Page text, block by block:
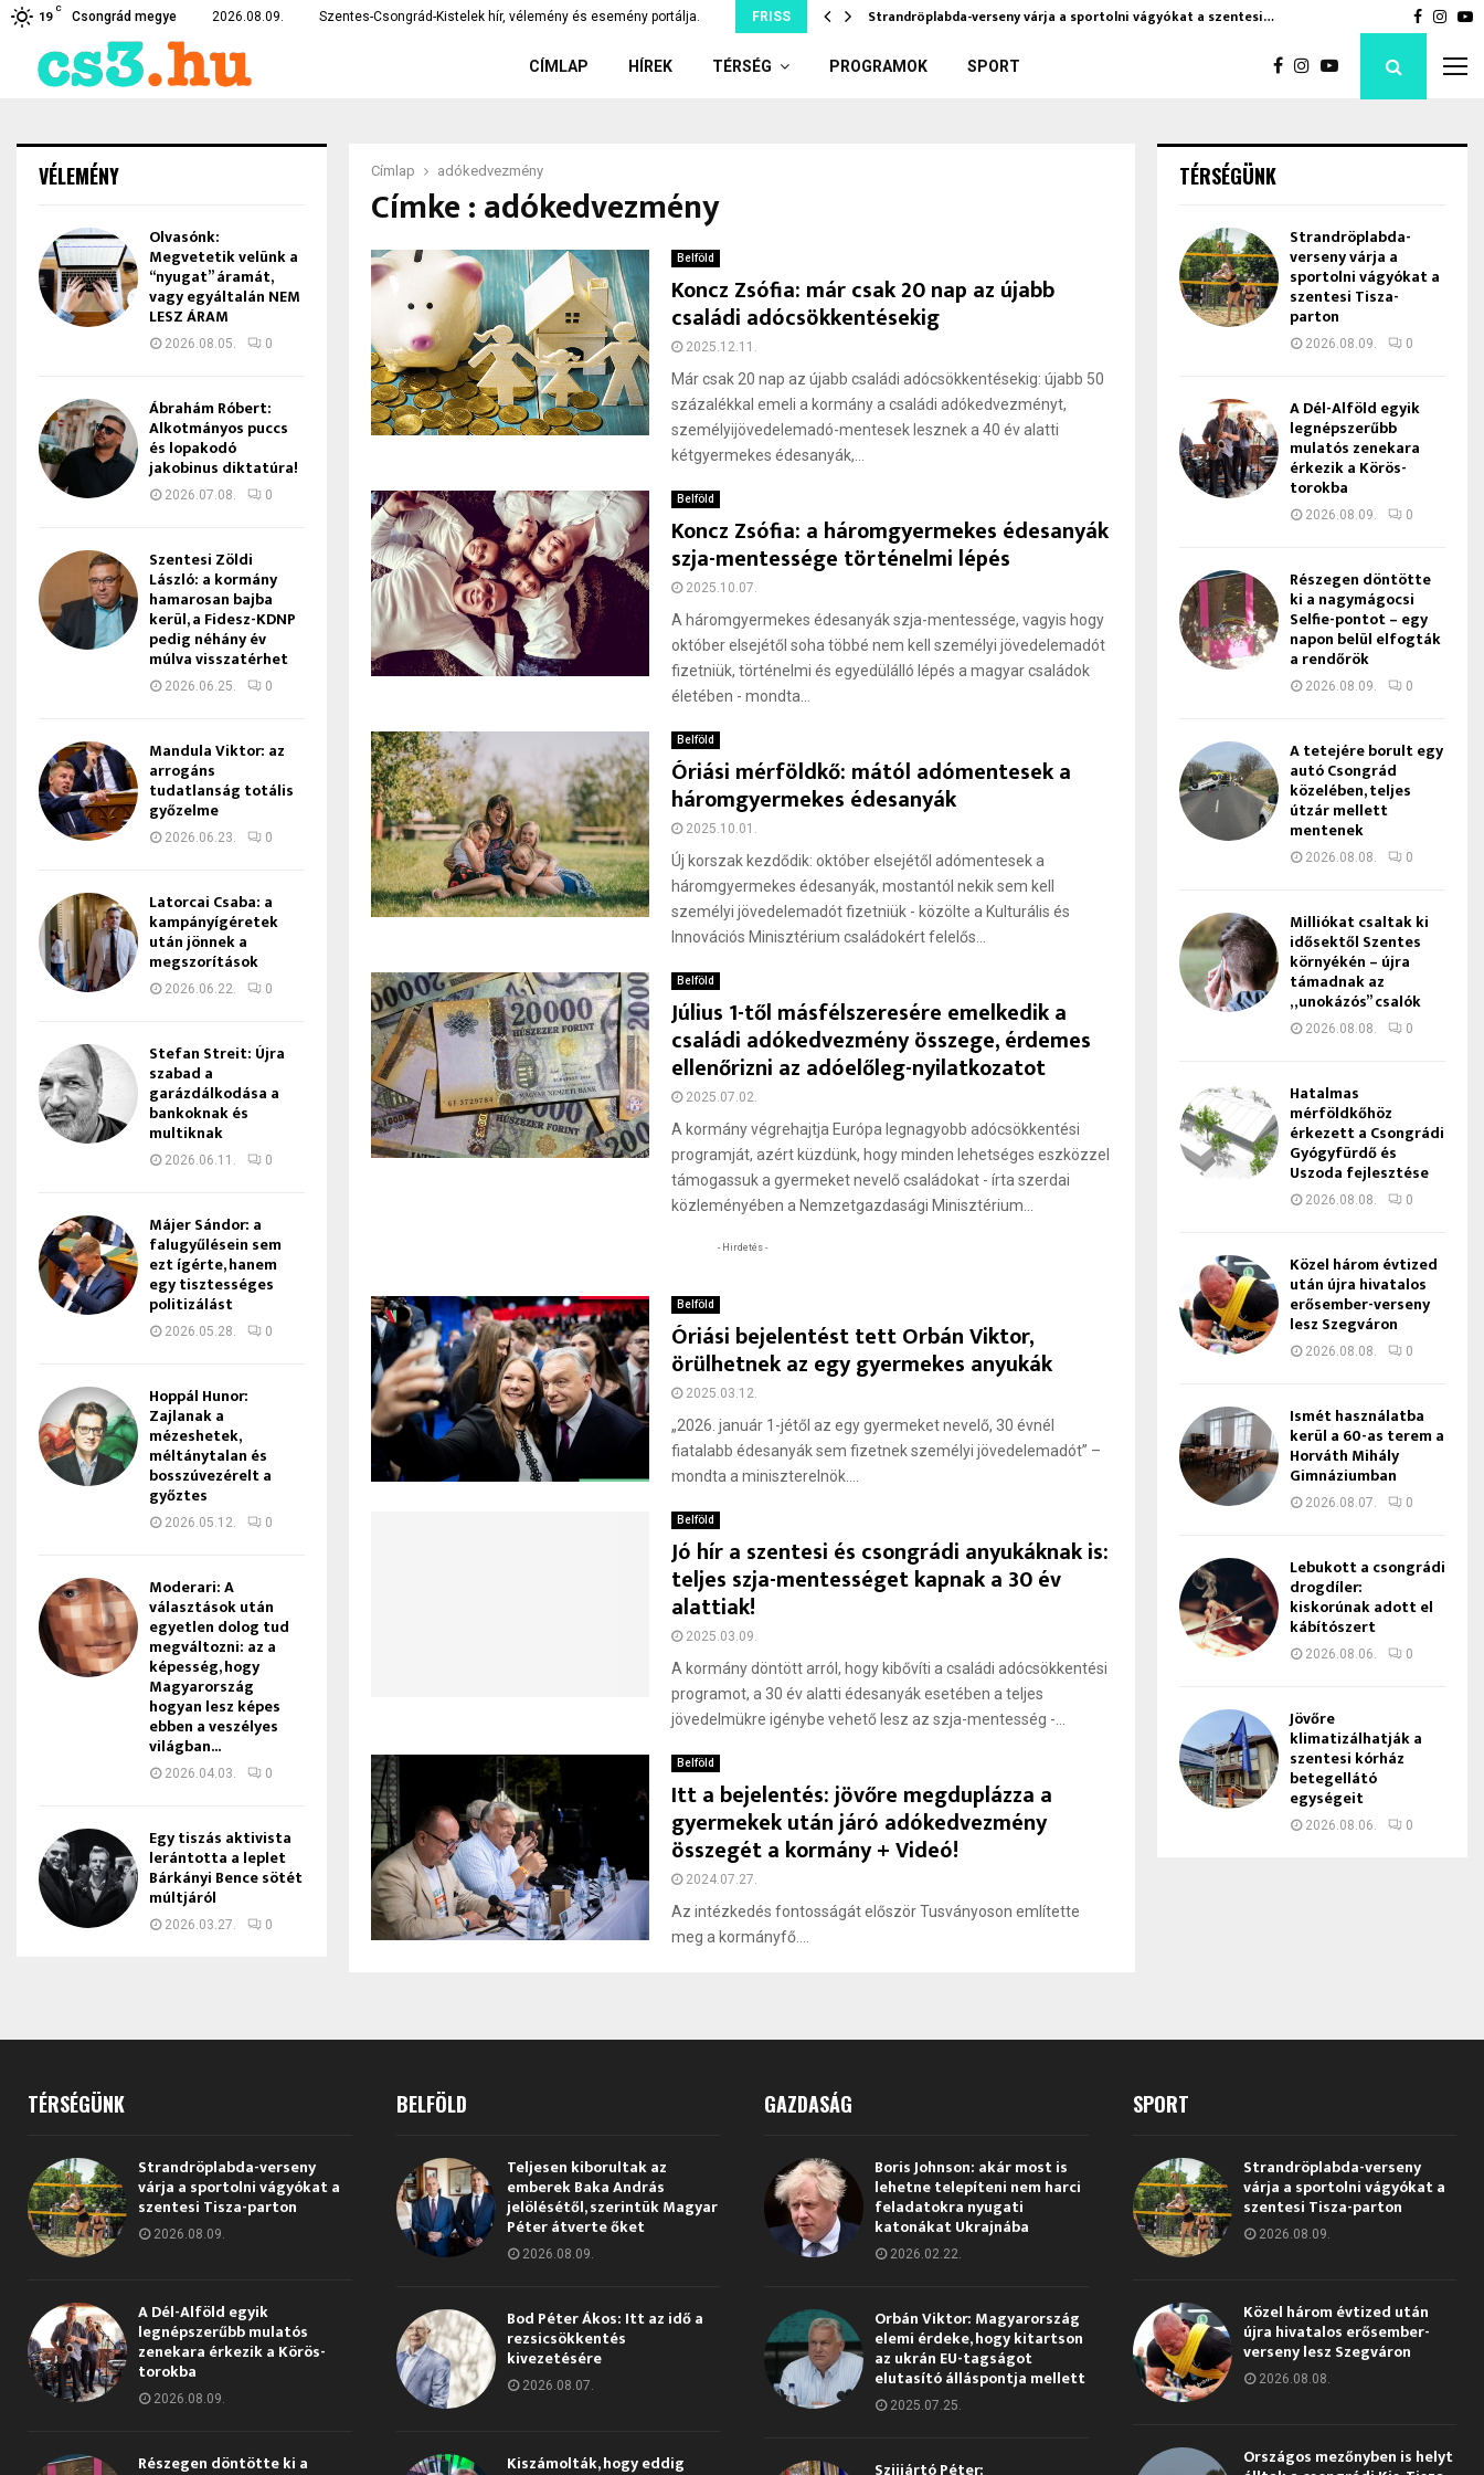
19
C
Csongrád megye 2026.08.09. Szentes-Csongrád-Kistelek hír, vélemény és esemény portálja. FRISS
ami… Teljesen kiborultak az emberek Baka András jelölésétől,… Strandröplabda-verseny várja a sportolni vágyókat a szentesi… A Dél-
CÍMLAP HÍREK TÉRSÉG PROGRAMOK SPORT
Címlap adókedvezmény
Címke : adókedvezmény
Belföld
Koncz Zsófia: már csak 20 nap az újabb
családi adócsökkentésekig
2025.12.11.
Már csak 20 nap az újabb családi adócsökkentésekig: újabb 50
százalékkal emeli a kormány a családi adókedvezményt,
személyijövedelemadó-mentesek lesznek a 40 év alatti
kétgyermekes édesanyák,...
Belföld
Koncz Zsófia: a háromgyermekes édesanyák
szja-mentessége történelmi lépés
2025.10.07.
A háromgyermekes édesanyák szja-mentessége, vagyis hogy
október elsejétől soha többé nem kell személyi jövedelemadót
fizetniük, történelmi és egyedülálló lépés a magyar családok
életében - mondta...
Belföld
Óriási mérföldkő: mától adómentesek a
háromgyermekes édesanyák
2025.10.01.
Új korszak kezdődik: október elsejétől adómentesek a
háromgyermekes édesanyák, mostantól nekik sem kell
személyi jövedelemadót fizetniük - közölte a Kulturális és
Innovációs Minisztérium családokért felelős...
Belföld
Július 1-től másfélszeresére emelkedik a
családi adókedvezmény összege, érdemes
ellenőrizni az adóelőleg-nyilatkozatot
2025.07.02.
A kormány végrehajtja Európa legnagyobb adócsökkentési
programját, azért küzdünk, hogy minden lehetséges eszközzel
támogassuk a gyermeket nevelő családokat - írta szerdai
közleményében a Nemzetgazdasági Minisztérium...
- Hirdetés -
Belföld
Óriási bejelentést tett Orbán Viktor,
örülhetnek az egy gyermekes anyukák
2025.03.12.
„2026. január 1-jétől az egy gyermeket nevelő, 30 évnél
fiatalabb édesanyák sem fizetnek személyi jövedelemadót” –
mondta a miniszterelnök....
Belföld
Jó hír a szentesi és csongrádi anyukáknak is:
teljes szja-mentességet kapnak a 30 év
alattiak!
2025.03.09.
A kormány döntött arról, hogy kibővíti a családi adócsökkentési
programot, a 30 év alatti édesanyák esetében a teljes
jövedelmükre igénybe vehető lesz az szja-mentesség -...
Belföld
Itt a bejelentés: jövőre megduplázza a
gyermekek után járó adókedvezmény
összegét a kormány + Videó!
2024.07.27.
Az intézkedés fontosságát először Tusványoson említette
meg a kormányfő....
VÉLEMÉNY
Olvasónk:
Megvetetik velünk a
“nyugat” áramát,
vagy egyáltalán NEM
LESZ ÁRAM
2026.08.05. 0
Ábrahám Róbert:
Alkotmányos puccs
és lopakodó
jakobinus diktatúra!
2026.07.08. 0
Szentesi Zöldi
László: a kormány
hamarosan bajba
kerül, a Fidesz-KDNP
pedig néhány év
múlva visszatérhet
2026.06.25. 0
Mandula Viktor: az
arrogáns
tudatlanság totális
győzelme
2026.06.23. 0
Latorcai Csaba: a
kampányígéretek
után jönnek a
megszorítások
2026.06.22. 0
Stefan Streit: Újra
szabad a
garázdálkodása a
bankoknak és
multiknak
2026.06.11. 0
Májer Sándor: a
falugyűlésein sem
ezt ígérte, hanem
egy tisztességes
politizálást
2026.05.28. 0
Hoppál Hunor:
Zajlanak a
mézeshetek,
méltánytalan és
bosszúvezérelt a
győztes
2026.05.12. 0
Moderari: A
választások után
egyetlen dolog tud
megváltozni: az a
képesség, hogy
Magyarország
hogyan lesz képes
ebben a veszélyes
világban...
2026.04.03. 0
Egy tiszás aktivista
lerántotta a leplet
Bárkányi Bence sötét
múltjáról
2026.03.27. 0
TÉRSÉGÜNK
Strandröplabda-
verseny várja a
sportolni vágyókat a
szentesi Tisza-
parton
2026.08.09. 0
A Dél-Alföld egyik
legnépszerűbb
mulatós zenekara
érkezik a Körös-
torokba
2026.08.09. 0
Részegen döntötte
ki a nagymágocsi
Selfie-pontot – egy
napon belül elfogták
a rendőrök
2026.08.09. 0
A tetejére borult egy
autó Csongrád
közelében, teljes
útzár mellett
mentenek
2026.08.08. 0
Milliókat csaltak ki
idősektől Szentes
környékén – újra
támadnak az
„unokázós” csalók
2026.08.08. 0
Hatalmas
mérföldkőhöz
érkezett a Csongrádi
Gyógyfürdő és
Uszoda fejlesztése
2026.08.08. 0
Közel három évtized
után újra hivatalos
erősember-verseny
lesz Szegváron
2026.08.08. 0
Ismét használatba
kerül a 60-as terem a
Horváth Mihály
Gimnáziumban
2026.08.07. 0
Lebukott a csongrádi
drogdíler:
kiskorúnak adott el
kábítószert
2026.08.06. 0
Jövőre
klimatizálhatják a
szentesi kórház
betegellátó
egységeit
2026.08.06. 0
TÉRSÉGÜNK
Strandröplabda-verseny
várja a sportolni vágyókat a
szentesi Tisza-parton
2026.08.09.
A Dél-Alföld egyik
legnépszerűbb mulatós
zenekara érkezik a Körös-
torokba
2026.08.09.
Részegen döntötte ki a
BELFÖLD
Teljesen kiborultak az
emberek Baka András
jelölésétől, szerintük Magyar
Péter átverte őket
2026.08.09.
Bod Péter Ákos: Itt az idő a
rezsicsökkentés
kivezetésére
2026.08.07.
Kiszámolták, hogy eddig
GAZDASÁG
Boris Johnson: akár most is
lehetne telepíteni nem harci
feladatokra nyugati
katonákat Ukrajnába
2026.02.22.
Orbán Viktor: Magyarország
elemi érdeke, hogy kitartson
az ukrán EU-tagságot
elutasító álláspontja mellett
2025.07.25.
SPORT
Strandröplabda-verseny
várja a sportolni vágyókat a
szentesi Tisza-parton
2026.08.09.
Közel három évtized után
újra hivatalos erősember-
verseny lesz Szegváron
2026.08.08.
Országos mezőnyben is helyt